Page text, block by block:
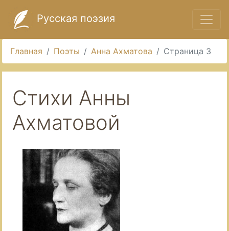
Русская поэзия
Главная Поэты Анна Ахматова Страница 3
Стихи Анны
Ахматовой